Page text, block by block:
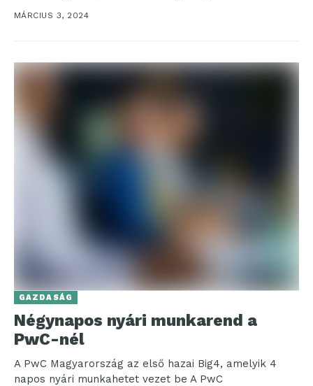
technológiai fejlődés és...
MÁRCIUS 3, 2024
GAZDASÁG
Négynapos nyári munkarend a
PwC-nél
A PwC Magyarország az első hazai Big4, amelyik 4
napos nyári munkahetet vezet be A PwC